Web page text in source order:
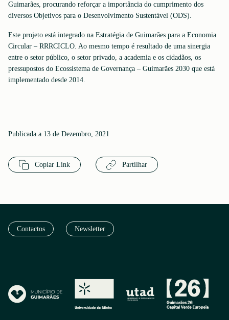
Guimarães, procurando reforçar a importância do cumprimento dos
diversos Objetivos para o Desenvolvimento Sustentável (ODS).
Este projeto está integrado na Estratégia de Guimarães para a Economia
Circular – RRRCICLO. Ao mesmo tempo é resultado de uma sinergia
entre o setor público, o setor privado, a academia e os cidadãos, os
pressupostos do Ecossistema de Governança – Guimarães 2030 que está
implementado desde 2014.
Publicada a 13 de Dezembro, 2021
Copiar Link Partilhar
Contactos Newsletter